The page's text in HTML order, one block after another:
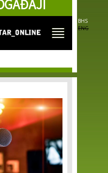
BHS
ENG